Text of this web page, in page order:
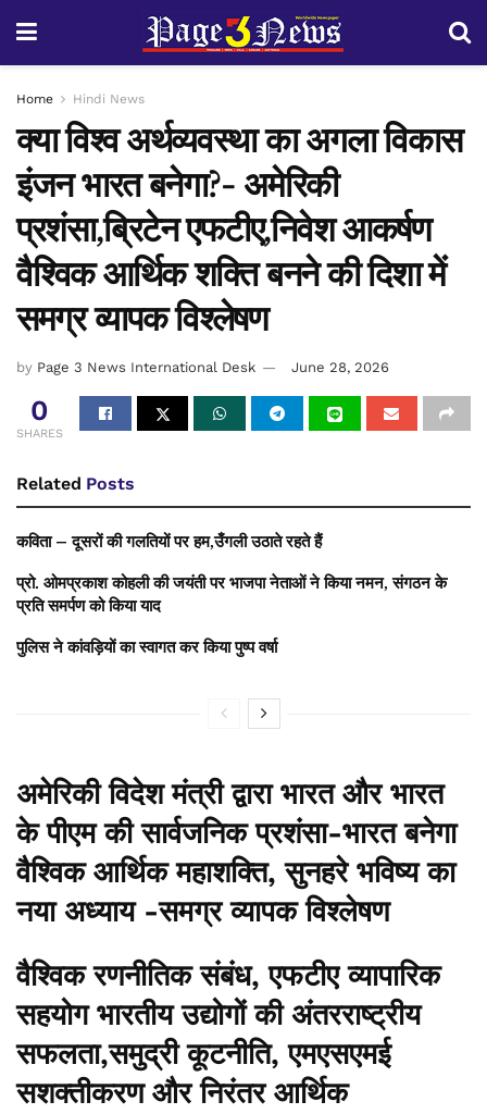
Home Hindi News
क्या विश्व अर्थव्यवस्था का अगला विकास
इंजन भारत बनेगा?- अमेरिकी
प्रशंसा,ब्रिटेन एफटीए,निवेश आकर्षण
वैश्विक आर्थिक शक्ति बनने की दिशा में
समग्र व्यापक विश्लेषण
by Page 3 News International Desk June 28, 2026
0
SHARES
Related Posts
कविता – दूसरों की गलतियों पर हम,उँगली उठाते रहते हैं
प्रो. ओमप्रकाश कोहली की जयंती पर भाजपा नेताओं ने किया नमन, संगठन के
प्रति समर्पण को किया याद
पुलिस ने कांवड़ियों का स्वागत कर किया पुष्प वर्षा
अमेरिकी विदेश मंत्री द्वारा भारत और भारत
के पीएम की सार्वजनिक प्रशंसा-भारत बनेगा
वैश्विक आर्थिक महाशक्ति, सुनहरे भविष्य का
नया अध्याय -समग्र व्यापक विश्लेषण
वैश्विक रणनीतिक संबंध, एफटीए व्यापारिक
सहयोग भारतीय उद्योगों की अंतरराष्ट्रीय
सफलता,समुद्री कूटनीति, एमएसएमई
सशक्तीकरण और निरंतर आर्थिक